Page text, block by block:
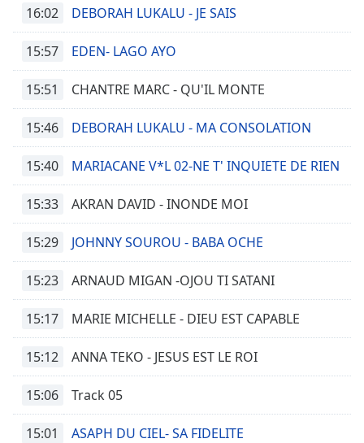
16:02 DEBORAH LUKALU - JE SAIS
15:57 EDEN- LAGO AYO
15:51 CHANTRE MARC - QU'IL MONTE
15:46 DEBORAH LUKALU - MA CONSOLATION
15:40 MARIACANE V*L 02-NE T' INQUIETE DE RIEN
15:33 AKRAN DAVID - INONDE MOI
15:29 JOHNNY SOUROU - BABA OCHE
15:23 ARNAUD MIGAN -OJOU TI SATANI
15:17 MARIE MICHELLE - DIEU EST CAPABLE
15:12 ANNA TEKO - JESUS EST LE ROI
15:06 Track 05
15:01 ASAPH DU CIEL- SA FIDELITE